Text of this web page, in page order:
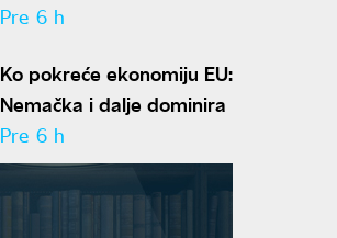
predlaže skraćenje mečeva..."
Pre 6 h
Ko pokreće ekonomiju EU:
Nemačka i dalje dominira
Pre 6 h